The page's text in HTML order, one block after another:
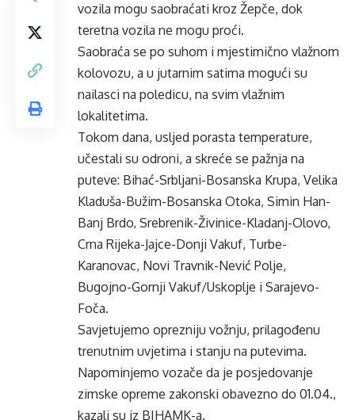
vozila mogu saobraćati kroz Žepče, dok
teretna vozila ne mogu proći.
Saobraća se po suhom i mjestimično vlažnom
kolovozu, a u jutarnim satima mogući su
nailasci na poledicu, na svim vlažnim
lokalitetima.
Tokom dana, usljed porasta temperature,
učestali su odroni, a skreće se pažnja na
puteve: Bihać-Srbljani-Bosanska Krupa, Velika
Kladuša-Bužim-Bosanska Otoka, Simin Han-
Banj Brdo, Srebrenik-Živinice-Kladanj-Olovo,
Crna Rijeka-Jajce-Donji Vakuf, Turbe-
Karanovac, Novi Travnik-Nević Polje,
Bugojno-Gornji Vakuf/Uskoplje i Sarajevo-
Foča.
Savjetujemo oprezniju vožnju, prilagođenu
trenutnim uvjetima i stanju na putevima.
Napominjemo vozače da je posjedovanje
zimske opreme zakonski obavezno do 01.04.,
kazali su iz BIHAMK-a.